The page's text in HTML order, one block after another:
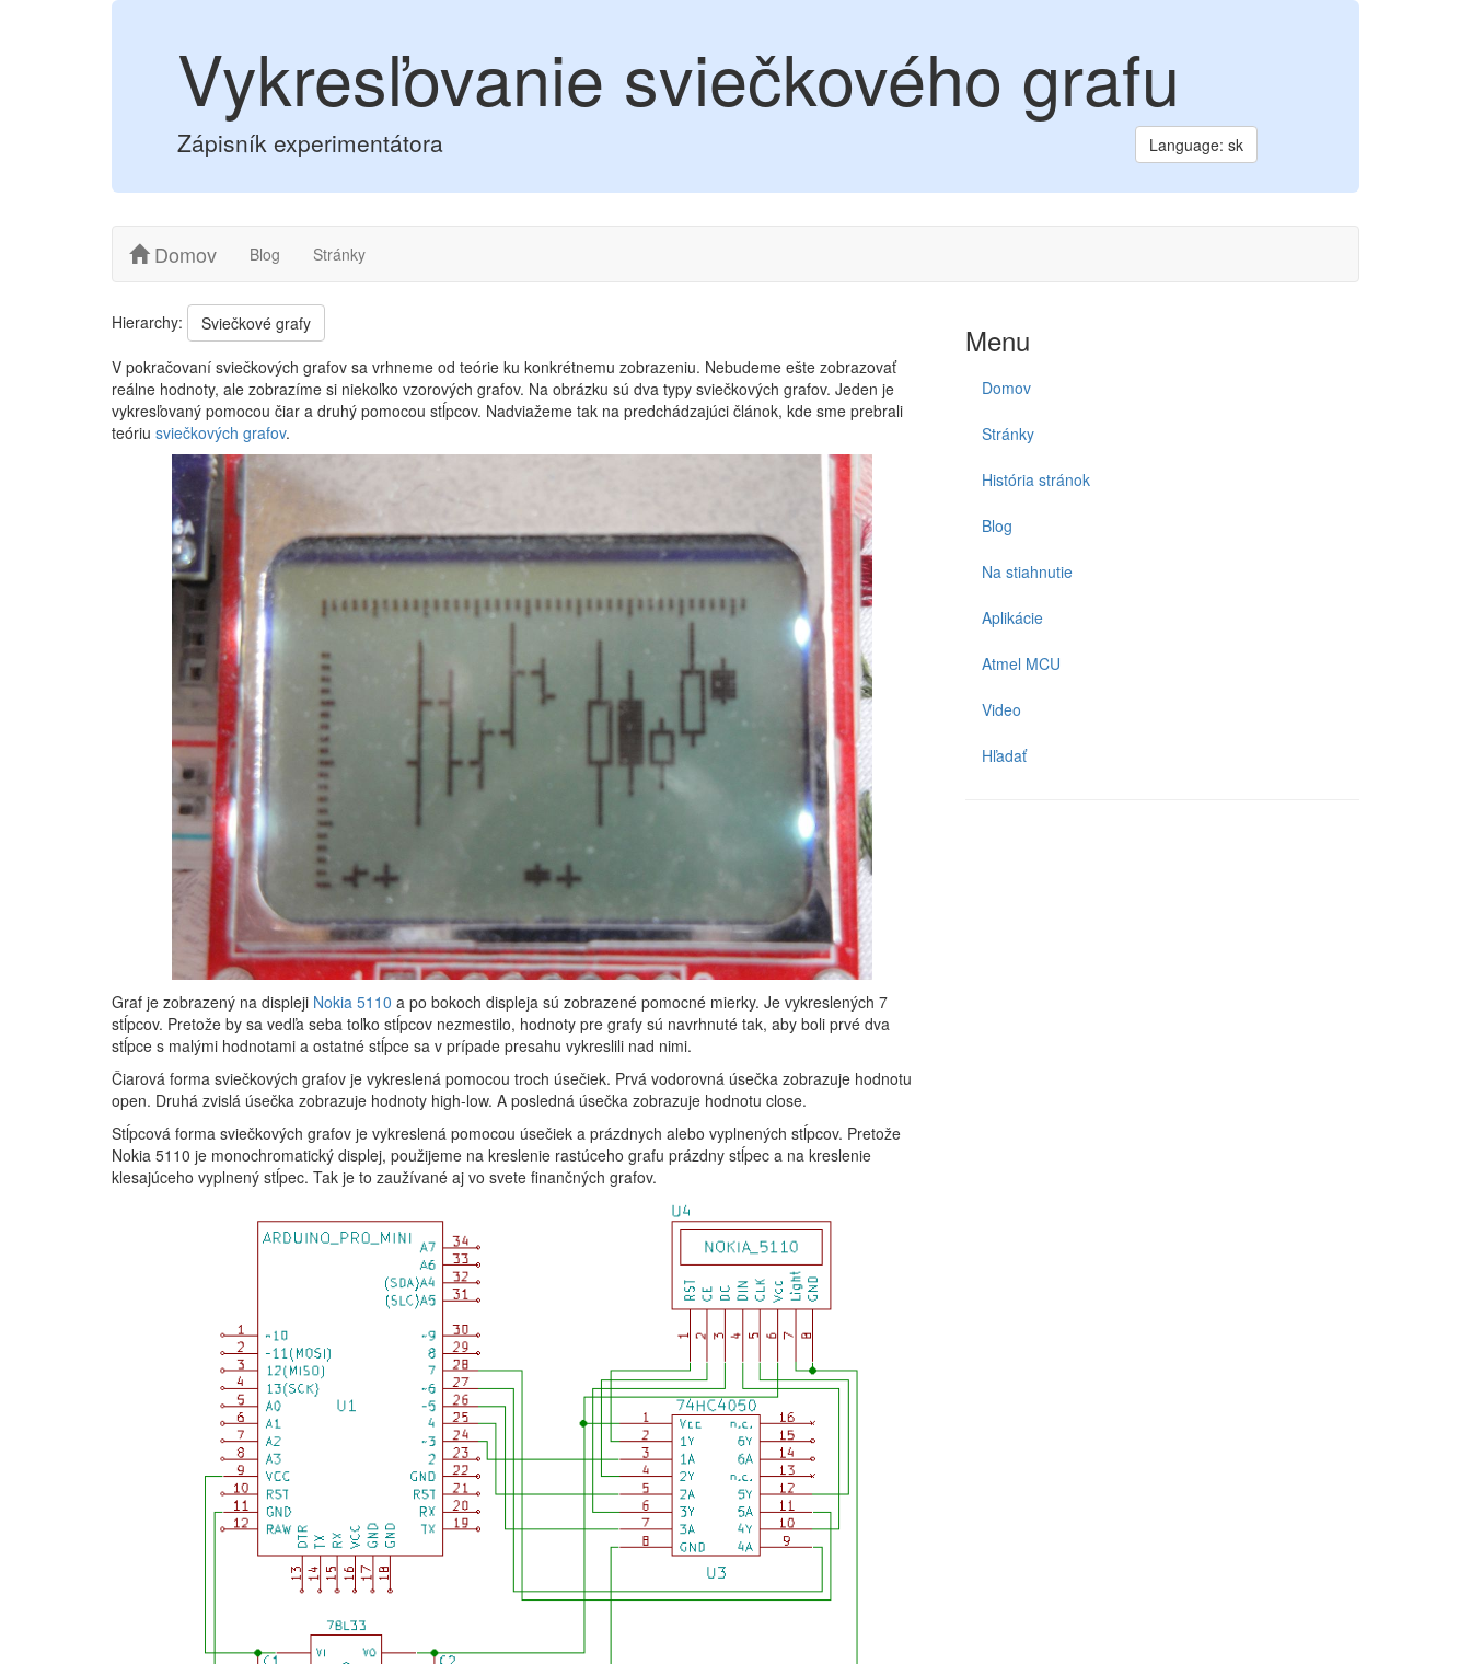
Vykresľovanie sviečkového grafu
Zápisník experimentátora Language: sk
Domov Blog Stránky
Hierarchy:
Sviečkové grafy
V pokračovaní sviečkových grafov sa vrhneme od teórie ku konkrétnemu zobrazeniu. Nebudeme ešte zobrazovať
reálne hodnoty, ale zobrazíme si niekoľko vzorových grafov. Na obrázku sú dva typy sviečkových grafov. Jeden je
vykresľovaný pomocou čiar a druhý pomocou stĺpcov. Nadviažeme tak na predchádzajúci článok, kde sme prebrali
teóriu sviečkových grafov.
Graf je zobrazený na displeji Nokia 5110 a po bokoch displeja sú zobrazené pomocné mierky. Je vykreslených 7
stĺpcov. Pretože by sa vedľa seba toľko stĺpcov nezmestilo, hodnoty pre grafy sú navrhnuté tak, aby boli prvé dva
stĺpce s malými hodnotami a ostatné stĺpce sa v prípade presahu vykreslili nad nimi.
Čiarová forma sviečkových grafov je vykreslená pomocou troch úsečiek. Prvá vodorovná úsečka zobrazuje hodnotu
open. Druhá zvislá úsečka zobrazuje hodnoty high-low. A posledná úsečka zobrazuje hodnotu close.
Stĺpcová forma sviečkových grafov je vykreslená pomocou úsečiek a prázdnych alebo vyplnených stĺpcov. Pretože
Nokia 5110 je monochromatický displej, použijeme na kreslenie rastúceho grafu prázdny stĺpec a na kreslenie
klesajúceho vyplnený stĺpec. Tak je to zaužívané aj vo svete finančných grafov.
Menu
Domov
Stránky
História stránok
Blog
Na stiahnutie
Aplikácie
Atmel MCU
Video
Hľadať